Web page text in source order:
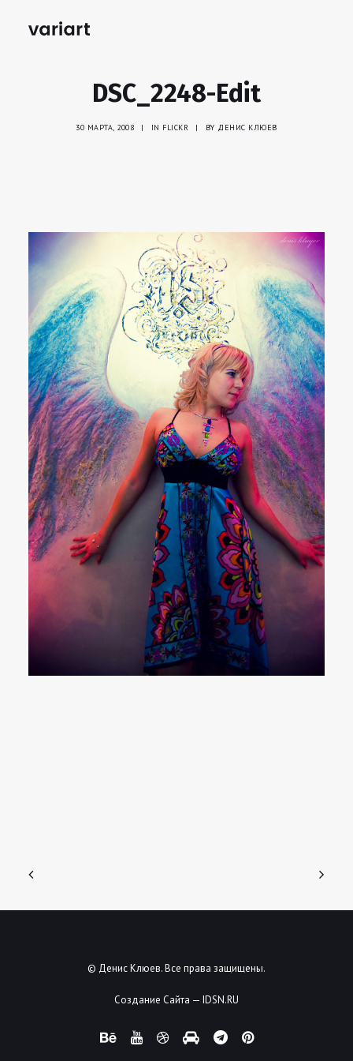
DSC_2248-Edit
30 МАРТА, 2008 | IN FLICKR | BY ДЕНИС КЛЮЕВ
© Денис Клюев. Все права защищены.
Создание Сайта — IDSN.RU